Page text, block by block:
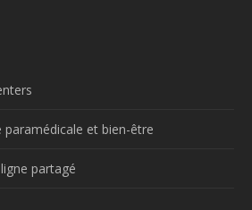
paramédicale et bien-être
partagé